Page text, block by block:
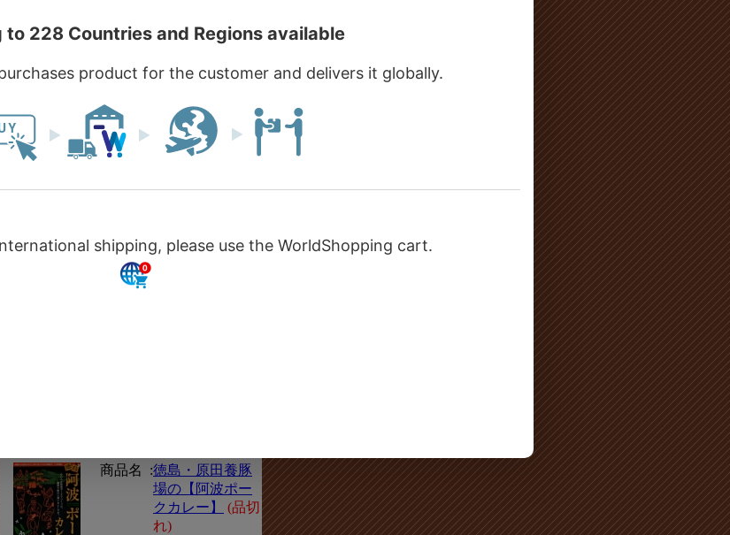
商品名 :
【曼荼羅札幌ス
ープカレー】と
ろとろポーク角
価格 :
1,080円（税込）
価格 :421円（税込）
商品名 :徳島・原田養豚
場の【阿波ポー
クカレー】
(品切
れ)